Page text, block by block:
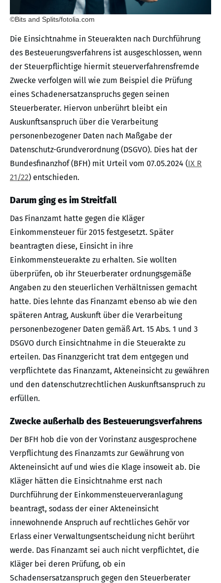
©Bits and Splits/fotolia.com
Die Einsichtnahme in Steuerakten nach Durchführung
des Besteuerungsverfahrens ist ausgeschlossen, wenn
der Steuerpflichtige hiermit steuerverfahrensfremde
Zwecke verfolgen will wie zum Beispiel die Prüfung
eines Schadenersatzanspruchs gegen seinen
Steuerberater. Hiervon unberührt bleibt ein
Auskunftsanspruch über die Verarbeitung
personenbezogener Daten nach Maßgabe der
Datenschutz-Grundverordnung (DSGVO). Dies hat der
Bundesfinanzhof (BFH) mit Urteil vom 07.05.2024 (IX R
21/22) entschieden.
Darum ging es im Streitfall
Das Finanzamt hatte gegen die Kläger
Einkommensteuer für 2015 festgesetzt. Später
beantragten diese, Einsicht in ihre
Einkommensteuerakte zu erhalten. Sie wollten
überprüfen, ob ihr Steuerberater ordnungsgemäße
Angaben zu den steuerlichen Verhältnissen gemacht
hatte. Dies lehnte das Finanzamt ebenso ab wie den
späteren Antrag, Auskunft über die Verarbeitung
personenbezogener Daten gemäß Art. 15 Abs. 1 und 3
DSGVO durch Einsichtnahme in die Steuerakte zu
erteilen. Das Finanzgericht trat dem entgegen und
verpflichtete das Finanzamt, Akteneinsicht zu gewähren
und den datenschutzrechtlichen Auskunftsanspruch zu
erfüllen.
Zwecke außerhalb des Besteuerungsverfahrens
Der BFH hob die von der Vorinstanz ausgesprochene
Verpflichtung des Finanzamts zur Gewährung von
Akteneinsicht auf und wies die Klage insoweit ab. Die
Kläger hätten die Einsichtnahme erst nach
Durchführung der Einkommensteuerveranlagung
beantragt, sodass der einer Akteneinsicht
innewohnende Anspruch auf rechtliches Gehör vor
Erlass einer Verwaltungsentscheidung nicht berührt
werde. Das Finanzamt sei auch nicht verpflichtet, die
Kläger bei deren Prüfung, ob ein
Schadensersatzanspruch gegen den Steuerberater